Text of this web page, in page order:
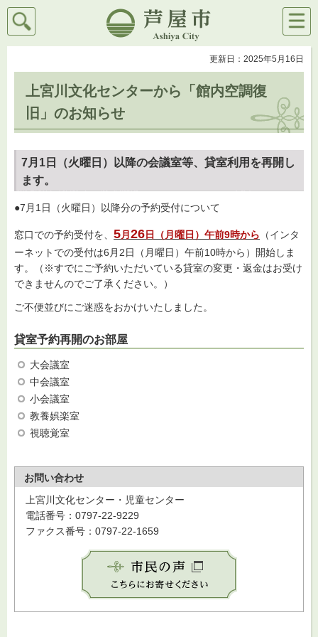
芦屋市
検索
メニ
ュー
更新日：2025年5月16日
上宮川文化センターから「館内空調復
旧」のお知らせ
7月1日（火曜日）以降の会議室等、貸室利用を再開し
ます。
●7月1日（火曜日）以降分の予約受付について
窓口での予約受付を、 5月 26日（月曜日）午前9時から （インタ
ーネットでの受付は6月2日（月曜日）午前10時から）開始しま
す。（※すでにご予約いただいている貸室の変更・返金はお受け
できませんのでご了承ください。）
ご不便並びにご迷惑をおかけいたしました。
貸室予約再開のお部屋
大会議室
中会議室
小会議室
教養娯楽室
視聴覚室
お問い合わせ
上宮川文化センター・児童センター
電話番号：0797-22-9229
ファクス番号：0797-22-1659